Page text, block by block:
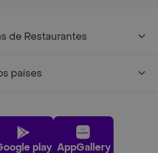
de Restaurantes
países
play AppGallery